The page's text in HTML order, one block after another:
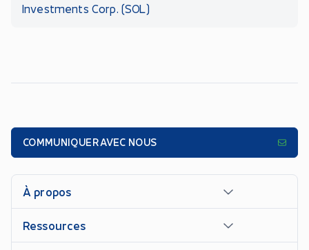
Investments Corp. (SOL)
COMMUNIQUER AVEC NOUS
À propos
Ressources